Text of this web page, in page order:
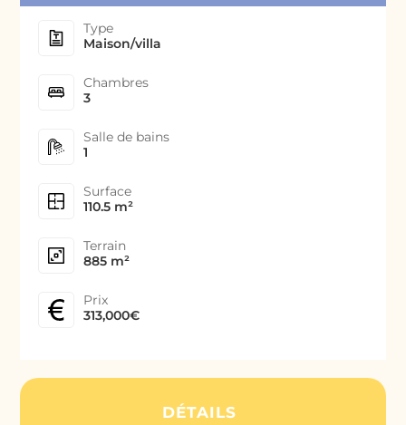
Type
Maison/villa
Chambres
3
Salle de bains
1
Surface
110.5 m²
Terrain
885 m²
Prix
313,000€
DÉTAILS